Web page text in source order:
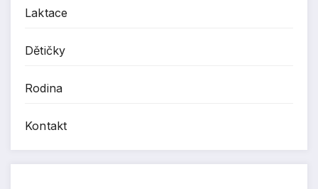
Laktace
Dětičky
Rodina
Kontakt